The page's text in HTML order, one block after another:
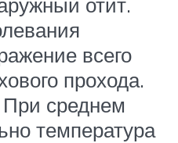
всего
прохода.
среднем
температура